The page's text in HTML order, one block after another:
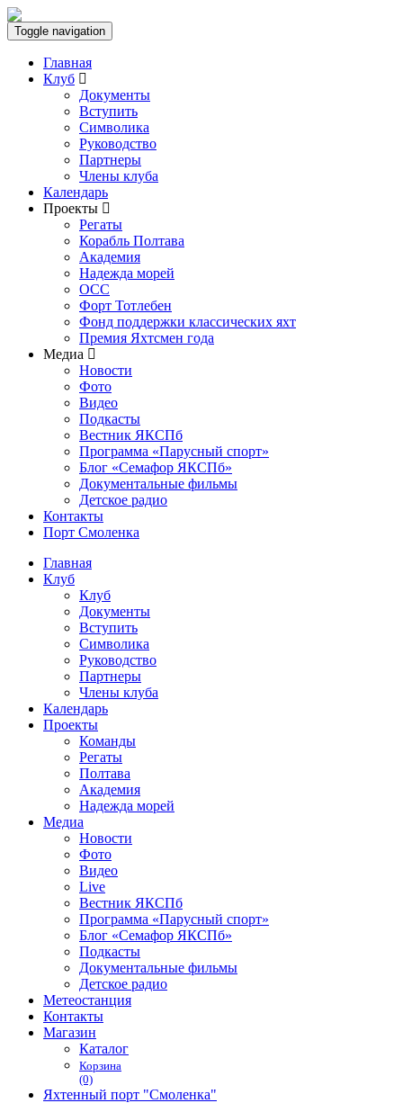
Toggle navigation
Главная
Клуб
Документы
Вступить
Символика
Руководство
Партнеры
Члены клуба
Календарь
Проекты
Регаты
Корабль Полтава
Академия
Надежда морей
ОСС
Форт Тотлебен
Фонд поддержки классических яхт
Премия Яхтсмен года
Медиа
Новости
Фото
Видео
Подкасты
Вестник ЯКСПб
Программа «Парусный спорт»
Блог «Семафор ЯКСПб»
Документальные фильмы
Детское радио
Контакты
Порт Смоленка
Главная
Клуб
Клуб
Документы
Вступить
Символика
Руководство
Партнеры
Члены клуба
Календарь
Проекты
Команды
Регаты
Полтава
Академия
Надежда морей
Медиа
Новости
Фото
Видео
Live
Вестник ЯКСПб
Программа «Парусный спорт»
Блог «Семафор ЯКСПб»
Подкасты
Документальные фильмы
Детское радио
Метеостанция
Контакты
Магазин
Каталог
Корзина
(0)
Яхтенный порт "Смоленка"